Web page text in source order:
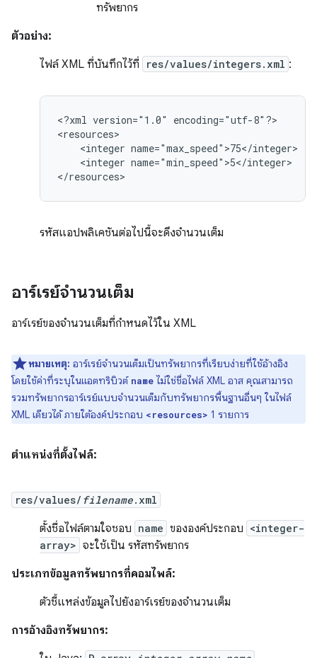
ทรัพยากร
ตัวอย่าง:
ไฟล์ XML ที่บันทึกไว้ที่ res/values/integers.xml :
<?xml version="1.0"
encoding="utf-8"?>
<integer
<integer name="min_speed">5</integer>
</resources>
รหัสแอปพลิเคชันต่อไปนี้จะดึงจำนวนเต็ม
อาร์เรย์จำนวนเต็ม
อาร์เรย์ของจำนวนเต็มที่กำหนดไว้ใน XML
หมายเหตุ: อาร์เรย์จำนวนเต็มเป็นทรัพยากรที่เรียบง่ายที่ใช้อ้างอิง
โดยใช้ค่าที่ระบุในแอตทริบิวต์ name ไม่ใช่ชื่อไฟล์ XML อาส คุณสามารถ
รวมทรัพยากรอาร์เรย์แบบจำนวนเต็มกับทรัพยากรพื้นฐานอื่นๆ ในไฟล์
XML เดียวได้ ภายใต้องค์ประกอบ <resources> 1 รายการ
ตำแหน่งที่ตั้งไฟล์:
res/values/ filename.xml
ตั้งชื่อไฟล์ตามใจชอบ name ขององค์ประกอบ <integer-
array> จะใช้เป็น รหัสทรัพยากร
ประเภทข้อมูลทรัพยากรที่คอมไพล์:
ตัวชี้แหล่งข้อมูลไปยังอาร์เรย์ของจำนวนเต็ม
การอ้างอิงทรัพยากร: